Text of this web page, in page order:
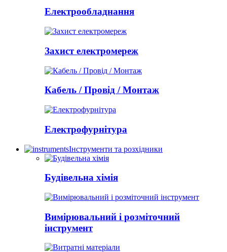
Електрообладнання
Захист електромереж
Кабель / Провід / Монтаж
Електрофурнітура
Інструменти та розхідники
Будівельна хімія
Вимірювальний і розміточний
інструмент